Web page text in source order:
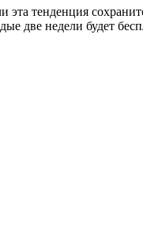
эта тенденция
две недели будет